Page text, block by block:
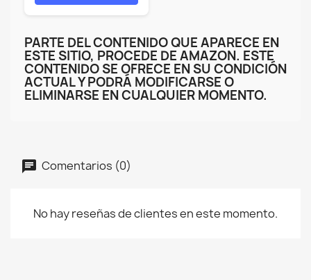
PARTE DEL CONTENIDO QUE APARECE EN
ESTE SITIO, PROCEDE DE AMAZON. ESTE
CONTENIDO SE OFRECE EN SU CONDICIÓN
ACTUAL Y PODRÁ MODIFICARSE O
ELIMINARSE EN CUALQUIER MOMENTO.
Comentarios (0)
No hay reseñas de clientes en este momento.